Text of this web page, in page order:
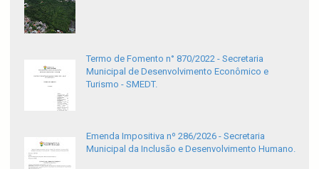
Termo de Fomento n° 870/2022 - Secretaria
Municipal de Desenvolvimento Econômico e
Turismo - SMEDT.
Emenda Impositiva nº 286/2026 - Secretaria
Municipal da Inclusão e Desenvolvimento Humano.